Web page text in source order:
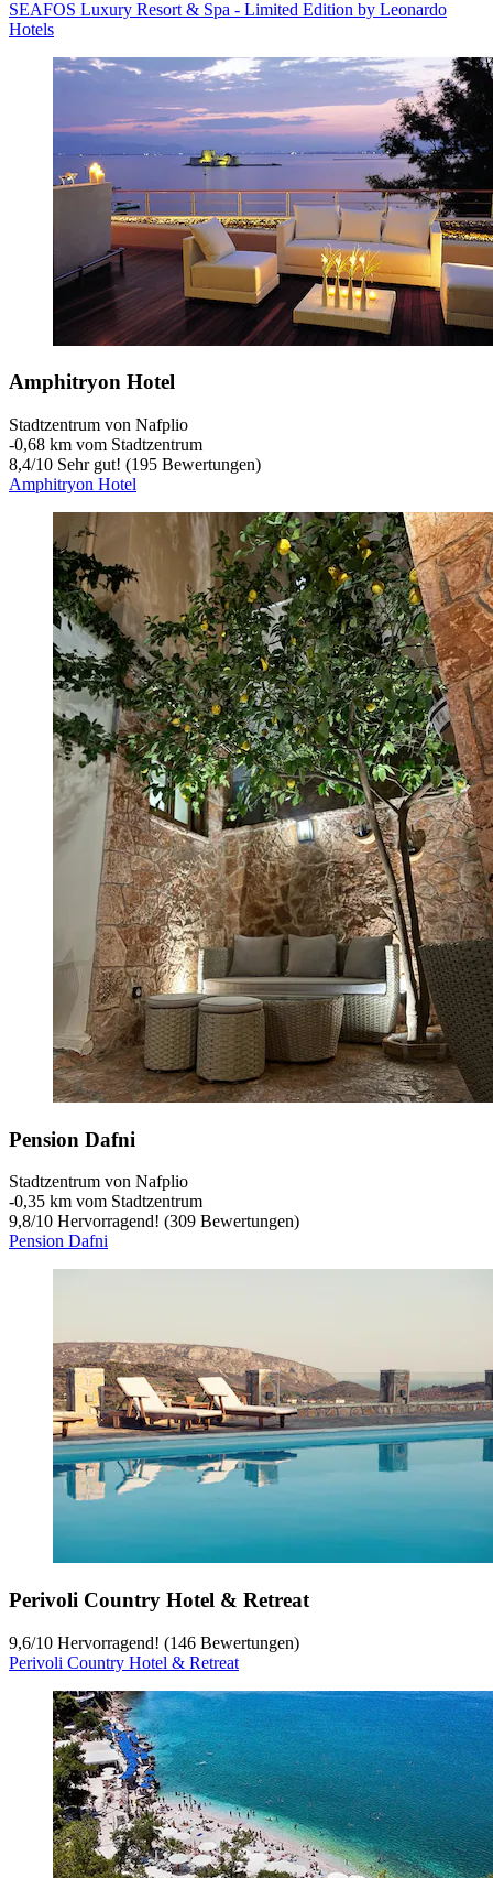
SEAFOS Luxury Resort & Spa - Limited Edition by Leonardo
Hotels
Amphitryon Hotel
Stadtzentrum von Nafplio
‐0,68 km vom Stadtzentrum
8,4/10 Sehr gut! (195 Bewertungen)
Amphitryon Hotel
Pension Dafni
Stadtzentrum von Nafplio
‐0,35 km vom Stadtzentrum
9,8/10 Hervorragend! (309 Bewertungen)
Pension Dafni
Perivoli Country Hotel & Retreat
9,6/10 Hervorragend! (146 Bewertungen)
Perivoli Country Hotel & Retreat